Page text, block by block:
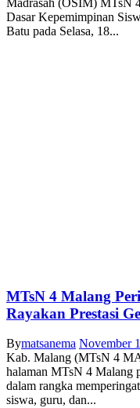
Madrasah (OSIM) MTsN
Dasar Kepemimpinan
Batu pada Selasa, 18...
MTsN 4 Malang
Rayakan Prestasi
Bymatsanema November
Kab. Malang (MTsN 4
halaman MTsN 4 Malang
dalam rangka
siswa, guru, dan...